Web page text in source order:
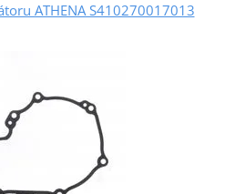
ATHENA S410270017013